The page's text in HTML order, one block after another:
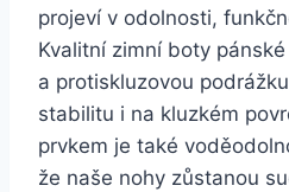
projeví v odolnosti,
Kvalitní zimní boty
a protiskluzovou
stabilitu ⁤i na kluzkém
prvkem je také
že naše ⁤nohy zůstanou⁣